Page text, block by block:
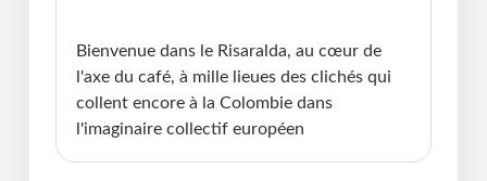
Bienvenue dans le Risaralda, au cœur de
l'axe du café, à mille lieues des clichés qui
collent encore à la Colombie dans
l'imaginaire collectif européen